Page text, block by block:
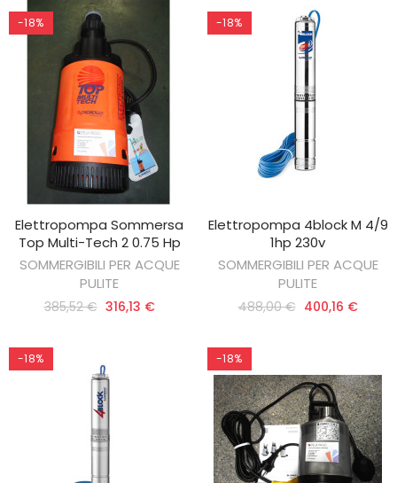
-18%
AGGIUNGI AL CARRELLO
Elettropompa Sommersa
Top Multi-Tech 2 0.75 Hp
SOMMERGIBILI PER ACQUE
PULITE
385,52 € 316,13 €
-18%
AGGIUNGI AL CARRELLO
Elettropompa 4block M 4/9
1hp 230v
SOMMERGIBILI PER ACQUE
PULITE
488,00 € 400,16 €
-18% -18%